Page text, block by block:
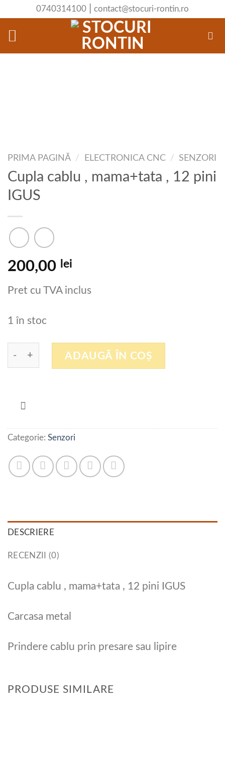
content
0740314100 contact@stocuri-rontin.ro
PRIMA PAGINĂ / ELECTRONICA CNC / SENZORI
Cupla cablu , mama+tata , 12 pini
IGUS
200,00 lei
Pret cu TVA inclus
1 în stoc
Cantitate Cupla cablu , mama+tata , 12 pini IGUS
ADAUGĂ ÎN COȘ
Categorie: Senzori
DESCRIERE
RECENZII (0)
Cupla cablu , mama+tata , 12 pini IGUS
Carcasa metal
Prindere cablu prin presare sau lipire
PRODUSE SIMILARE